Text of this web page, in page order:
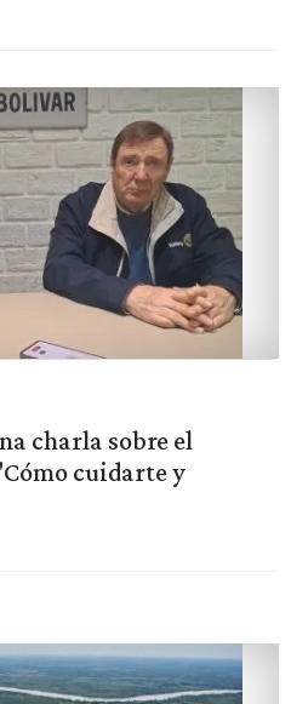
charla sobre el
cuidarte y